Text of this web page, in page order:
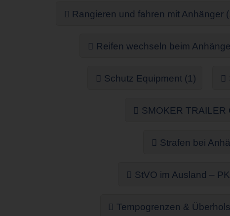
Rangieren und fahren mit Anhänger
Reifen wechseln beim
Schutz Equipment (1)
SMOKER TRAILER
Strafen bei
StVO im Ausland –
Tempogrenzen &